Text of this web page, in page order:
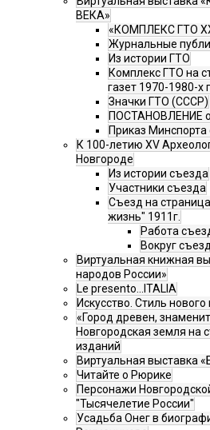
ВЕКА»
«КОМПЛЕКС ГТО
Журнальные
Из истории ГТО
Комплекс ГТО на
газет 1970-1980-х
Значки ГТО (СССР)
ПОСТАНОВЛЕНИЕ
Приказ Минспорта
К 100-летию XV
Новгороде
Из истории съезда
Участники съезда
Cъезд на
жизнь" 1911г.
Работа
Вокруг
Виртуальная книжная
народов России»
Le presento...ITALIA
Искусство. Стиль
«Город древен,
Новгородская земля на
изданий
Виртуальная выставка
Читайте о Рюрике
Персонажи
"Тысячелетие России"
Усадьба Онег в